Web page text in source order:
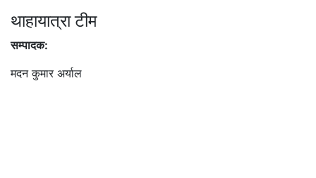
थाहायात्रा टीम
सम्पादक:
मदन कुमार अर्याल